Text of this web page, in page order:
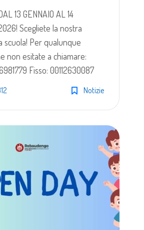
13 GENNAIO AL 14
Scegliete la nostra
scuola! Per qualunque
non esitate a chiamare:
Fisso: 00112630087
Notizie